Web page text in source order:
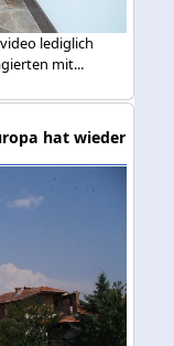
lediglich
mit...
hat wieder